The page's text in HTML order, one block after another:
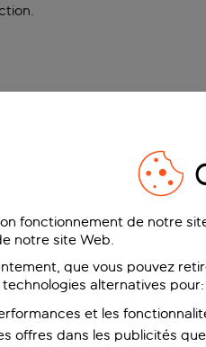
.
fonctionnement de notre
notre site Web.
que vous pouvez
alternatives pour:
et les
offres dans les publicités